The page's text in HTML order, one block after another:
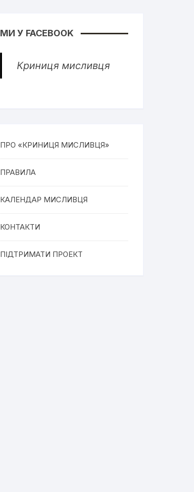
МИ У FACEBOOK
Криниця мисливця
ПРО «КРИНИЦЯ МИСЛИВЦЯ»
ПРАВИЛА
КАЛЕНДАР МИСЛИВЦЯ
КОНТАКТИ
ПІДТРИМАТИ ПРОЕКТ